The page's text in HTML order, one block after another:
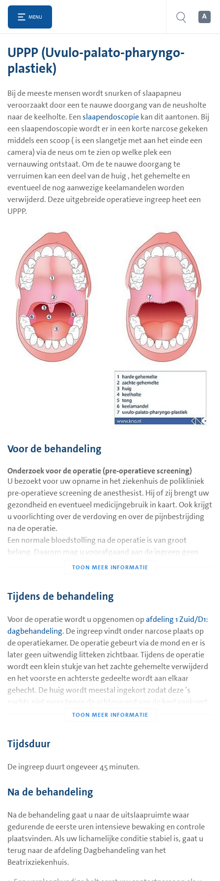
MENU
UPPP (Uvulo-palato-pharyngo-
plastiek)
Bij de meeste mensen wordt snurken of slaapapneu
veroorzaakt door een te nauwe doorgang van de neusholte
naar de keelholte. Eenslaapendoscopiekan dit aantonen. Bij
een slaapendoscopie wordt er in een korte narcose gekeken
middels een scoop ( is een slangetje met aan het einde een
camera) via de neus om te zien op welke plek een
vernauwing ontstaat. Om de te nauwe doorgang te
verruimen kan een deel van de huig , het gehemelte en
eventueel de nog aanwezige keelamandelen worden
verwijderd. Deze uitgebreide operatieve ingreep heet een
UPPP.
Voor de behandeling
Onderzoek voor de operatie (pre-operatieve screening)
U bezoekt voor uw opname in het ziekenhuis de polikliniek
pre-operatieve screening de anesthesist. Hij of zij brengt uw
gezondheid en eventueel medicijngebruik in kaart. Ook krijgt
u voorlichting over de verdoving en over de pijnbestrijding
na de operatie.
Een normale bloedstolling na de operatie is van groot
belang. Daarom mag u voorafgaand aan de ingreep geen
bloedverdunnende middelen gebruiken. Deze middelen
acetylsalicylzuur bevatten (zoals Aspirine, Acetosal, Ascal
dus antistolling gebruikt, moet u dit absoluut melden aan de
behandelend Keel, Neus-en Oorarts en de anesthesist.
Eveneens moet u vermelden of er in uw familie aangeboren
bloedstollingsstoornissen voorkomen.
Na het bezoek aan de anesthesist heeft u een gesprek met
een verpleegkundige. De verpleegkundige noteert
degegevens die van belang zijn voor uw behandeling in het
en instructies voor de opname.
U wordt verzocht om de medicijnen die u gebruikt mee te
vanaf wanneer u niet meer mag eten en drinken. U heeft
informatie is via hetonline cliëntenportaal
inloggen en zo de toegekende folders inzien. Op de ochtend
van de operatie moet u zich thuis douchen.
Tijdens de behandeling
Voor de operatie wordt u opgenomen opafdeling 1 Zuid/D1:
dagbehandeling. De ingreep vindt onder narcose plaats op
de operatiekamer. De operatie gebeurt via de mond en er is
later geen uitwendig litteken zichtbaar. Tijdens de operatie
wordt een klein stukje van het zachte gehemelte verwijderd
en het voorste en achterste gedeelte wordt aan elkaar
gehecht. De huig wordt meestal ingekort zodat deze ’s
nachts niet meer tegen de achterwand van de keel aankomt.
Als het snurken mede veroorzaakt wordt door de
Tijdsduur
De ingreep duurt ongeveer 45 minuten.
Na de behandeling
Na de behandeling gaat u naar de uitslaapruimte waar
gedurende de eerste uren intensieve bewaking en controle
plaatsvinden. Als uw lichamelijke conditie stabiel is, gaat u
terug naar de afdeling Dagbehandeling van het
Beatrixziekenhuis.